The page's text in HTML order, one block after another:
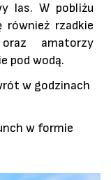
las. W pobliżu
również rzadkie
amatorzy
pod wodą.
w godzinach
w formie